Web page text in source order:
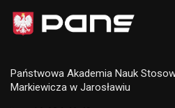
Państwowa Akademia Nauk
Markiewicza w Jarosławiu